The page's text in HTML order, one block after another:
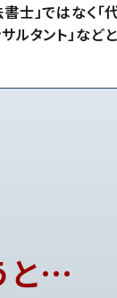
書士」ではなく「
サルタント」など
と…